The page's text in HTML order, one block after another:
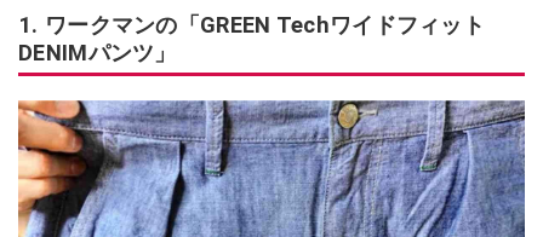
1. ワークマンの「GREEN Techワイドフィット
DENIMパンツ」